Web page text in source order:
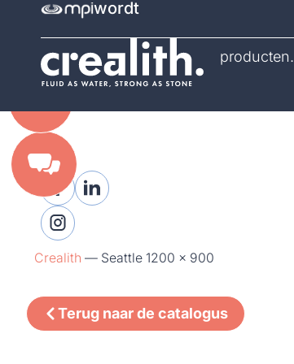
wordt
producten.
catalogus.
Crealith — Seattle 1200 x 900
Terug naar de catalogus